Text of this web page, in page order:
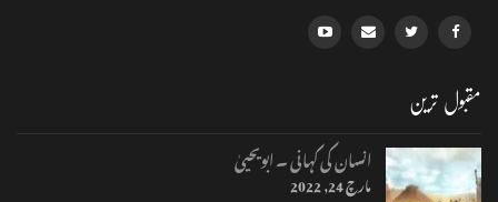
مقبول ترین
انسان کی کہانی ۔ ابویحییٰ
مارچ 24, 2022